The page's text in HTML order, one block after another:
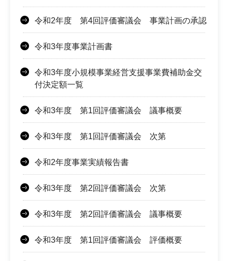
令和2年度 第4回評価審議会 事業計画の承認
令和3年度事業計画書
令和3年度小規模事業経営支援事業費補助金交
付決定額一覧
令和3年度 第1回評価審議会 議事概要
令和3年度 第1回評価審議会 次第
令和2年度事業実績報告書
令和3年度 第2回評価審議会 次第
令和3年度 第2回評価審議会 議事概要
令和3年度 第1回評価審議会 評価概要